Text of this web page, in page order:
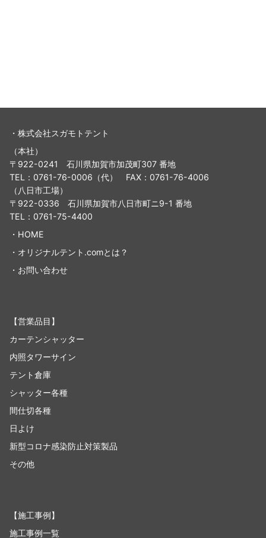
・株式会社スガモトテント
（本社）
〒922-0241 石川県加賀市加茂町307 番地
TEL：0761-76-0006（代） FAX：0761-76-4006
（八日市工場）
〒922-0336 石川県加賀市八日市町ニ9-1 番地
TEL：0761-75-4400
・ HOME
・ オリジナルテント.comとは？
・ お問い合わせ
【営業品目 】
カーテンシャッター
内照タワーサイン
テント倉庫
シャッター各種
間仕切各種
日よけ
新型コロナ感染防止対策製品
その他
【施工事例】
施工事例一覧